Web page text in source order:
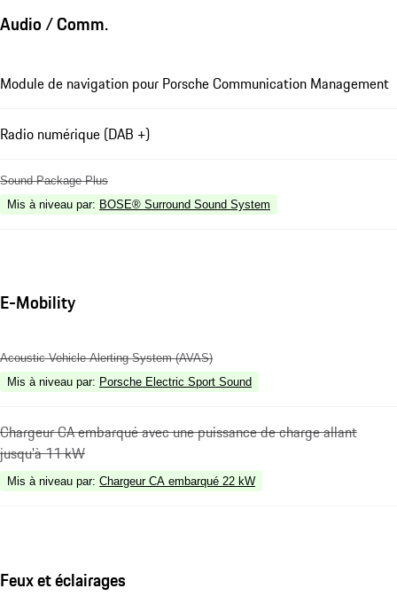
Audio / Comm.
Module de navigation pour Porsche Communication Management
Radio numérique (DAB +)
Sound Package Plus
Mis à niveau par: BOSE® Surround Sound System
E-Mobility
Acoustic Vehicle Alerting System (AVAS)
Mis à niveau par: Porsche Electric Sport Sound
Chargeur CA embarqué avec une puissance de charge allant
jusqu'à 11 kW
Mis à niveau par: Chargeur CA embarqué 22 kW
Feux et éclairages